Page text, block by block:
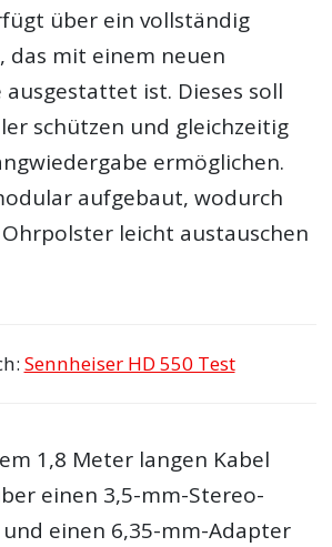
über ein vollständig
das mit einem neuen
ist. Dieses soll
schützen und gleichzeitig
ermöglichen.
aufgebaut, wodurch
leicht austauschen
Sennheiser HD 550 Test
1,8 Meter langen Kabel
einen 3,5-mm-Stereo-
einen 6,35-mm-Adapter